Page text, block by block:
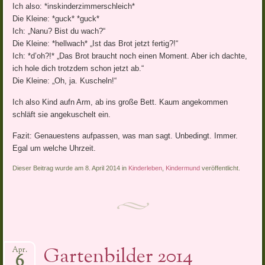
Ich also: *inskinderzimmerschleich*
Die Kleine: *guck* *guck*
Ich: „Nanu? Bist du wach?“
Die Kleine: *hellwach* „Ist das Brot jetzt fertig?!“
Ich: *d’oh?!* „Das Brot braucht noch einen Moment. Aber ich dachte,
ich hole dich trotzdem schon jetzt ab.“
Die Kleine: „Oh, ja. Kuscheln!“
Ich also Kind aufn Arm, ab ins große Bett. Kaum angekommen
schläft sie angekuschelt ein.
Fazit: Genauestens aufpassen, was man sagt. Unbedingt. Immer.
Egal um welche Uhrzeit.
Dieser Beitrag wurde am 8. April 2014 in Kinderleben Kindermund veröffentlicht.
Gartenbilder 2014
Apr.